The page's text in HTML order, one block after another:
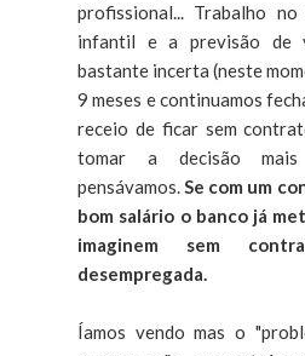
profissional... Trabalho
infantil e a previsão de
bastante incerta (neste
9 meses e continuamos
receio de ficar sem
tomar a decisão
pensávamos.Se com um
bom salário o banco já
imaginem sem
desempregada.
Íamos vendo mas o